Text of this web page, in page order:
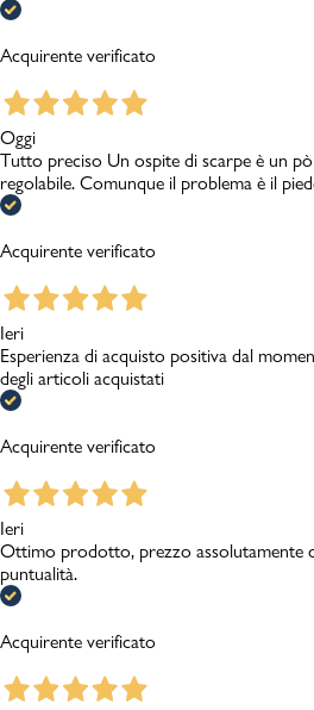
Acquirente verificato
Oggi
Tutto preciso Un ospite di scarpe è un
regolabile. Comunque il problema è il
Acquirente verificato
Ieri
Esperienza di acquisto positiva dal
degli articoli acquistati
Acquirente verificato
Ieri
Ottimo prodotto, prezzo assolutamente
puntualità.
Acquirente verificato